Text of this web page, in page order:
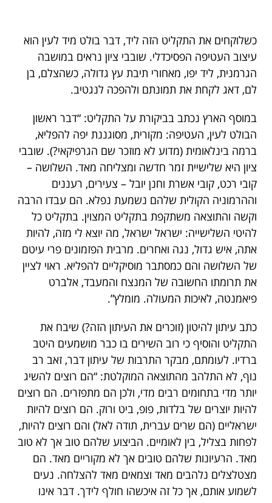
כשלוקחים את התקליט הזה ליד, דבר בולט מיד לעין הוא
עיצוב העטיפה הפסיכדלי. שובבי ציון נראים במושבה
הגרמנית, ליד יפו, מאחורי תיבת עץ גדולה, כשהצלם, בן
לם, דאג לקחת את תמונתם ולהפכה לנגטיב.
במוסף הארץ נכתב בביקורת על התקליט: “דבר ראשון
הבולט לעין, העטיפה: מקורית, מסוגננת יפה להפליא,
ברמה בינלאומית (מדוע לא מוזכר שם הגרפיקאי?). שובבי
ציון היא שלישיית זמר חדשה ומצליחה מאד. השלושה –
קובי רכט, קובי אשרת וחנן יובל – צעירים, רעננים
וההרמוניה הקולית שלהם נשמעת נפלא. הם עבדו הרבה
וקשה והתוצאה משתקפת בתקליט המצוין. בתקליט כל
להיטי השלישייה: ישראל ישראל, מה יוצא לי מזה, להיות
אתה, איש גדול, נגה ואחרים. מרבית הפזמונים פרי עיטם
של השלושה והם כמסתבר מוסיקליים להפליא. ראוי לציין
את תרומתו החשובה של המנצח והמעבד, אלברט
פיאמנטה, לאיכות המעולה. מומלץ”.
כתב עיתון להיטון (זוכרים את העיתון הזה?) שיבח את
התקליט והוסיף כי רוב השירים בו כבר מושמעים היטב
ברדיו. לעומתם, מבקר התרבות של עיתון דבר, זאב רב
נוף, לא התלהב מהתוצאה המוקלטת: “הם רוצים להשיג
יותר מדי בתחומים רבים מדי, ולכן הם מתפזרים. הם רוצים
להיות יוצרים של בלדות, פופ, ביט ורוק. הם רוצים להיות
ישראליים (הם שרים עברית, תודה לאל) והם רוצים להיות,
לפחות בצליל, בין לאומיים. הביצוע שלהם טוב אך לא טוב
מאד. הרעיונות שלהם טובים אך לא מקוריים מאד. הם
מצטלצלים נלהבים מאד וצמאים מאד להצלחה. נעים
לשמוע אותם, אך כל זה איכשהו חולף לידך. דבר אינו